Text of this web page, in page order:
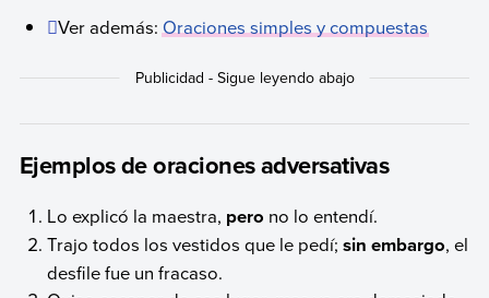
Ver además:Oraciones simples y compuestas
Ejemplos de oraciones adversativas
Lo explicó la maestra, pero no lo entendí.
Trajo todos los vestidos que le pedí;sin embargo, el
desfile fue un fracaso.